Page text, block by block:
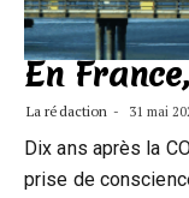
En
La rédaction 31 mai
Dix ans après la
prise de